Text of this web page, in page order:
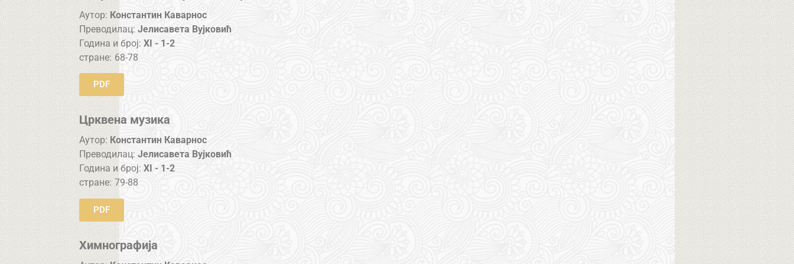
Аутор: Константин Каварнос
Преводилац: Јелисавета Вујковић
Година и број:XI - 1-2
стране: 68-78
PDF
Црквена музика
Аутор: Константин Каварнос
Преводилац: Јелисавета Вујковић
Година и број:XI - 1-2
стране: 79-88
PDF
Химнографија